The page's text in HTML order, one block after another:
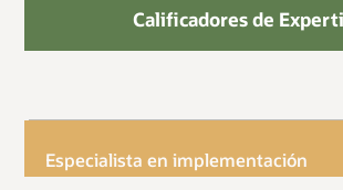
Calificadores de
Especialista en implementación